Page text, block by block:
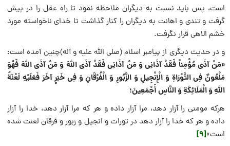
است، پس باید نسبت به دیگران ملاحظه نمود تا راه عقل را در پیش
گرفت و تندی و اهانت به دیگران را کنار گذاشت تا خدای ناخواسته مورد
خشم الاهی قرار نگرفت.
و در حدیث دیگری از پیامبر اسلام (صلی الله علیه و آله)چنین آمده است:
«مَنْ آذَى مُؤْمِناً فَقَدْ آذَانِی وَ مَنْ آذَانِی فَقَدْ آذَى اللَّهَ وَ مَنْ آذَى اللَّهَ فَهُوَ
مَلْعُونٌ فِی التَّوْرَاةِ وَ الْإِنْجِیلِ وَ الزَّبُورِ وَ الْفُرْقَانِ وَ فِی خَبَرٍ آخَرَ فَعَلَیْهِ لَعْنَةُ
اللَّهِ وَ الْمَلَائِكَةِ وَ النَّاسِ أَجْمَعِینَ؛
هرکه مومنی را آزار دهد، مرا آزار داده و هر که مرا آزار دهد، خدا را آزار
داده و هر که خدا را آزار دهد در تورات و انجیل و زبور و فرقان لعنت شده
است»[9]